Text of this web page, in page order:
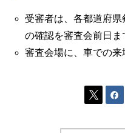
受審者は、各都道府
の確認を審査会前日ま
審査会場に、車での来
 